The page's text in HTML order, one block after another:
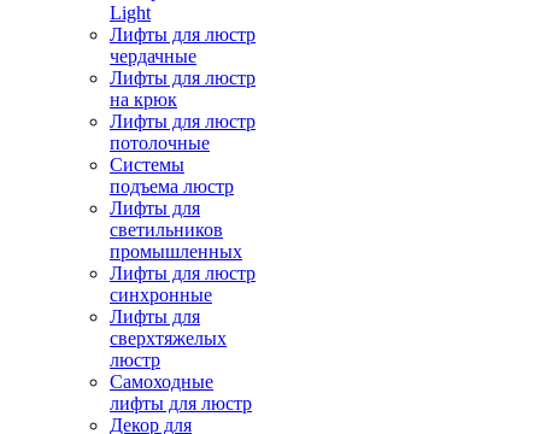
Light
Лифты для люстр
чердачные
Лифты для люстр
на крюк
Лифты для люстр
потолочные
Системы
подъема люстр
Лифты для
светильников
промышленных
Лифты для люстр
синхронные
Лифты для
сверхтяжелых
люстр
Самоходные
лифты для люстр
Декор для